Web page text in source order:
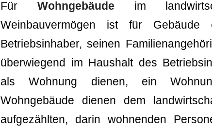
Für Wohngebäude im
Weinbauvermögen ist für
Betriebsinhaber, seinen
überwiegend im Haushalt des
als Wohnung dienen, ein
Wohngebäude dienen dem
aufgezählten, darin wohnenden